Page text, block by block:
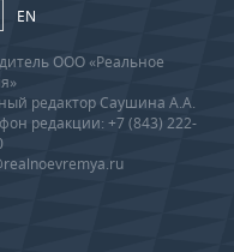
EN
ООО «Реальное
редактор Саушина А.А.
редакции: +7 (843) 222-